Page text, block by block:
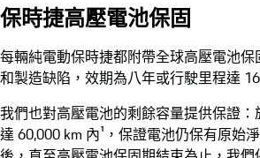
保時捷無線充電系統¹
顯示更多
保時捷高壓電池保固
每輛純電動保時捷都附帶全球高壓電池
和製造缺陷，效期為八年或行駛里程達
我們也對高壓電池的剩餘容量提供保證
達 60,000 km 內¹，保證電池仍保有原始